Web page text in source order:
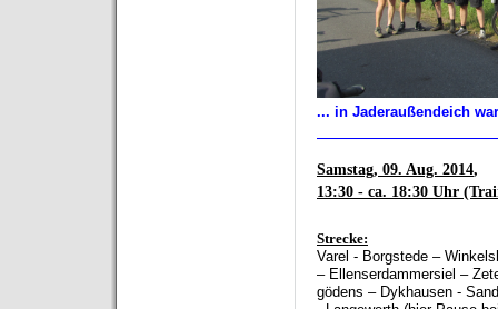
... in Jaderaußendeich
Samstag, 09. Aug. 2014,
13:30 - ca. 18:30 Uhr
Strecke:
Varel - Borgstede –
–Ellenserdammersiel –
gödens – Dykhausen -